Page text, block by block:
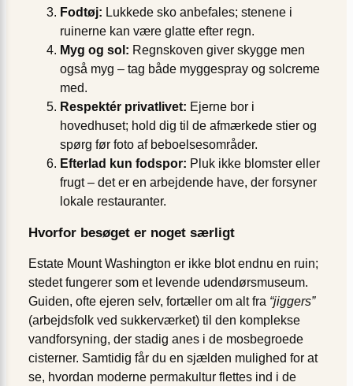
Fodtøj: Lukkede sko anbefales; stenene i
ruinerne kan være glatte efter regn.
Myg og sol: Regnskoven giver skygge men
også myg – tag både myggespray og solcreme
med.
Respektér privatlivet: Ejerne bor i
hovedhuset; hold dig til de afmærkede stier og
spørg før foto af beboelses­områder.
Efterlad kun fodspor: Pluk ikke blomster eller
frugt – det er en arbejdende have, der forsyner
lokale restauranter.
Hvorfor besøget er noget særligt
Estate Mount Washington er ikke blot endnu en ruin;
stedet fungerer som et levende udendørs­museum.
Guiden, ofte ejeren selv, fortæller om alt fra “jiggers”
(arbejdsfolk ved sukkerværket) til den komplekse
vandforsyning, der stadig anes i de mosbegroede
cisterner. Samtidig får du en sjælden mulighed for at
se, hvordan moderne permakultur flettes ind i de